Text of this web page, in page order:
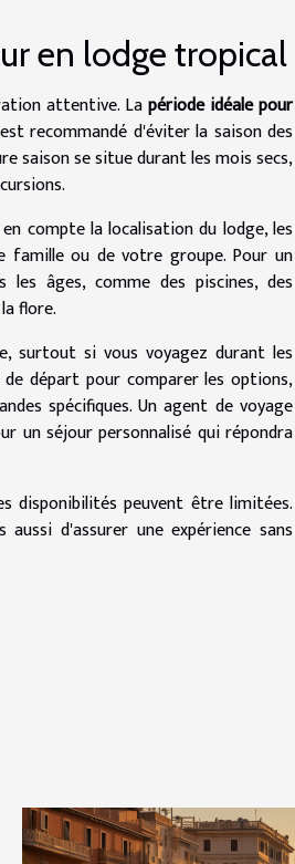
en lodge tropical
attentive. Lapériode idéale pour
recommandé d'éviter la saison des
saison se situe durant les mois secs,
compte la localisation du lodge, les
famille ou de votre groupe. Pour un
âges, comme des piscines, des
flore.
surtout si vous voyagez durant les
départ pour comparer les options,
spécifiques. Un agent de voyage
un séjour personnalisé qui répondra
disponibilités peuvent être limitées.
d'assurer une expérience sans